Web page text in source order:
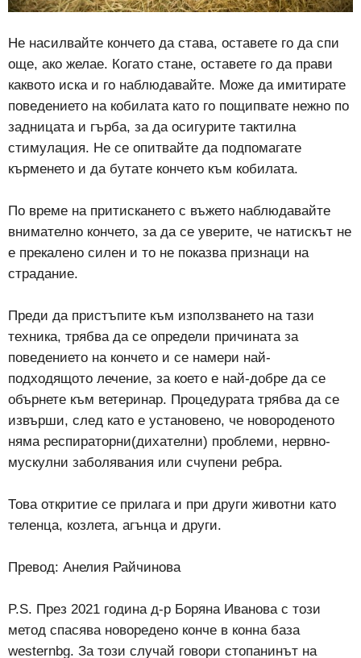
Не насилвайте кончето да става, оставете го да спи
още, ако желае. Когато стане, оставете го да прави
каквото иска и го наблюдавайте. Може да имитирате
поведението на кобилата като го пощипвате нежно по
задницата и гърба, за да осигурите тактилна
стимулация. Не се опитвайте да подпомагате
кърменето и да бутате кончето към кобилата.
По време на притискането с въжето наблюдавайте
внимателно кончето, за да се уверите, че натискът не
е прекалено силен и то не показва признаци на
страдание.
Преди да пристъпите към използването на тази
техника, трябва да се определи причината за
поведението на кончето и се намери най-
подходящото лечение, за което е най-добре да се
обърнете към ветеринар. Процедурата трябва да се
извърши, след като е установено, че новороденото
няма респираторни(дихателни) проблеми, нервно-
мускулни заболявания или счупени ребра.
Това откритие се прилага и при други животни като
теленца, козлета, агънца и други.
Превод: Анелия Райчинова
P.S. През 2021 година д-р Боряна Иванова с този
метод спасява новоредено конче в конна база
westernbg. За този случай говори стопанинът на